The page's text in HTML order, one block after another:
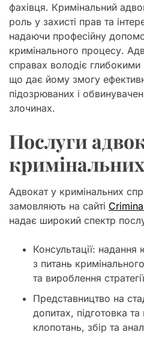
фахівця. Кримінальний
роль у захисті прав та
надаючи професійну
кримінального процесу.
справах володіє глибокими
що дає йому змогу
підозрюваних і
злочинах.
Послуги
Адвокат у кримінальних
замовляють на сайті
надає широкий спектр
Консультації:
з питань
та вироблення
Представництво на
допитах, підготовка та
клопотань, збір та